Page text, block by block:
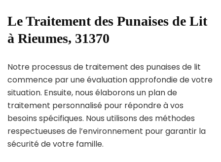
Le Traitement des Punaises de Lit
à Rieumes, 31370
Notre processus de traitement des punaises de lit
commence par une évaluation approfondie de votre
situation. Ensuite, nous élaborons un plan de
traitement personnalisé pour répondre à vos
besoins spécifiques. Nous utilisons des méthodes
respectueuses de l’environnement pour garantir la
sécurité de votre famille.